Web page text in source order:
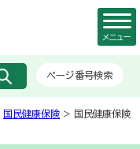
ページ番号検索
メニュー
国民健康保険 > 国民健康保険